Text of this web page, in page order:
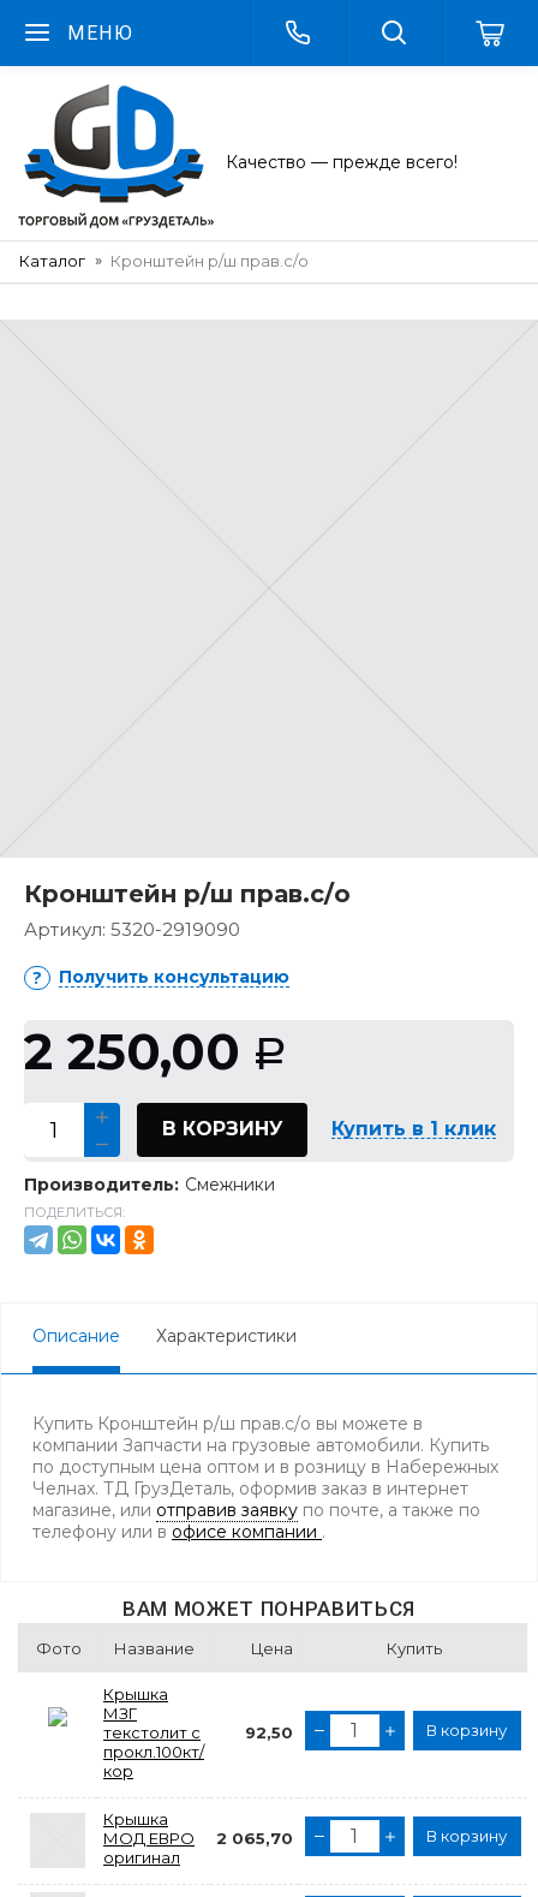
МЕНЮ
Качество — прежде всего!
Каталог Кронштейн р/ш прав.с/о
Кронштейн р/ш прав.с/о
Артикул: 5320-2919090
Получить консультацию
2 250,00 Р
В КОРЗИНУ Купить в 1 клик
Производитель: Смежники
ПОДЕЛИТЬСЯ:
Описание Характеристики
Купить Кронштейн р/ш прав.с/о вы можете в
компании Запчасти на грузовые автомобили. Купить
по доступным цена оптом и в розницу в Набережных
Челнах. ТД ГрузДеталь, оформив заказ в интернет
магазине, или отправив заявку по почте, а также по
телефону или в офисе компании .
ВАМ МОЖЕТ ПОНРАВИТЬСЯ
Фото Название Цена Купить
Крышка
МЗГ
текстолит с
прокл.100кт/
кор
92,50 В корзину
Крышка
МОД ЕВРО
оригинал
2 065,70 В корзину